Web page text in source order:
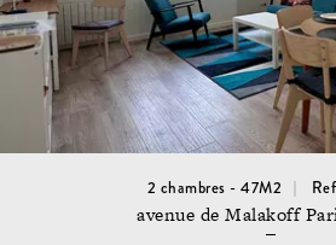
2 chambres - 47M2
avenue de Malakoff